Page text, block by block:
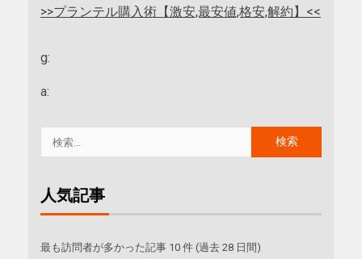
>>プランテル購入術【激安,最安値,格安,解約】<<
g:
a:
人気記事
最も訪問者が多かった記事 10 件 (過去 28 日間)